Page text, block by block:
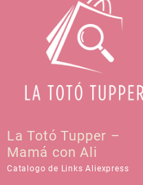
La Totó Tupper –
Mamá con Ali
Catalogo de Links Aliexpress